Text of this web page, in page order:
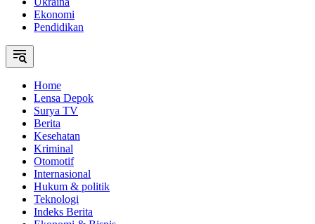
Ekonomi
Pendidikan
Home
Lensa Depok
Surya TV
Berita
Kesehatan
Kriminal
Otomotif
Internasional
Hukum & politik
Teknologi
Indeks Berita